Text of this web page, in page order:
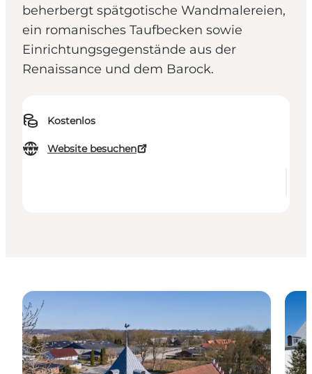
beherbergt spätgotische Wandmalereien,
ein romanisches Taufbecken sowie
Einrichtungsgegenstände aus der
Renaissance und dem Barock.
Kostenlos
Website besuchen